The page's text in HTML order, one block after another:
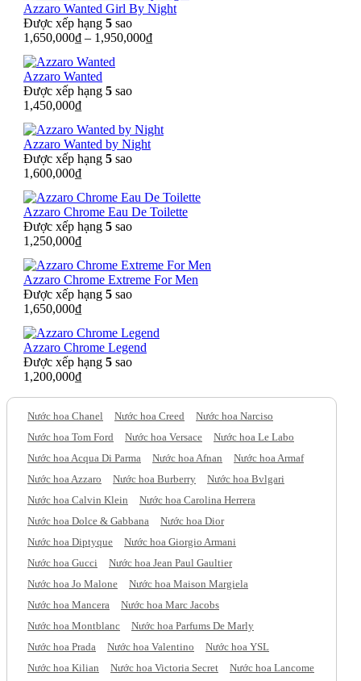
Azzaro Wanted Girl By Night
Được xếp hạng 5 sao
1,650,000₫ – 1,950,000₫
Azzaro Wanted
Được xếp hạng 5 sao
1,450,000₫
Azzaro Wanted by Night
Được xếp hạng 5 sao
1,600,000₫
Azzaro Chrome Eau De Toilette
Được xếp hạng 5 sao
1,250,000₫
Azzaro Chrome Extreme For Men
Được xếp hạng 5 sao
1,650,000₫
Azzaro Chrome Legend
Được xếp hạng 5 sao
1,200,000₫
Nước hoa Chanel Nước hoa Creed
Nước hoa Narciso
Nước hoa Tom Ford
Nước hoa Versace
Nước hoa Le Labo
Nước hoa Acqua Di Parma
Nước hoa Afnan
Nước hoa Armaf
Nước hoa Azzaro
Nước hoa Burberry
Nước hoa Bvlgari
Nước hoa Calvin Klein
Nước hoa Carolina Herrera
Nước hoa Dolce & Gabbana
Nước hoa Dior
Nước hoa Diptyque
Nước hoa Giorgio Armani
Nước hoa Gucci
Nước hoa Jean Paul Gaultier
Nước hoa Jo Malone
Nước hoa Maison Margiela
Nước hoa Mancera
Nước hoa Marc Jacobs
Nước hoa Montblanc
Nước hoa Parfums De Marly
Nước hoa Prada
Nước hoa Valentino
Nước hoa YSL
Nước hoa Kilian
Nước hoa Victoria Secret
Nước hoa Lancome